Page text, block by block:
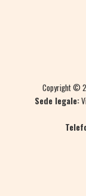
Copyright ©
Sede legale: